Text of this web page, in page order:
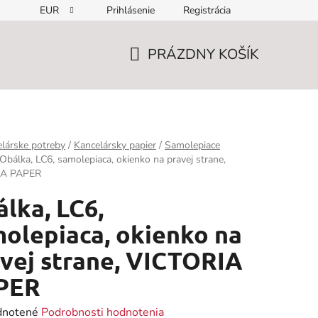
EUR Prihlásenie Registrácia
PRÁZDNY KOŠÍK
potreby / Kancelársky papier / Samolepiace
Obálka, LC6, samolepiaca, okienko na pravej strane,
PAPER
LC6,
okienko na
strane, VICTORIA
Podrobnosti hodnotenia